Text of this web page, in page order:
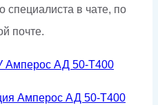
специалиста в чате, по
почте.
Амперос АД 50-Т400
Амперос АД 50-Т400